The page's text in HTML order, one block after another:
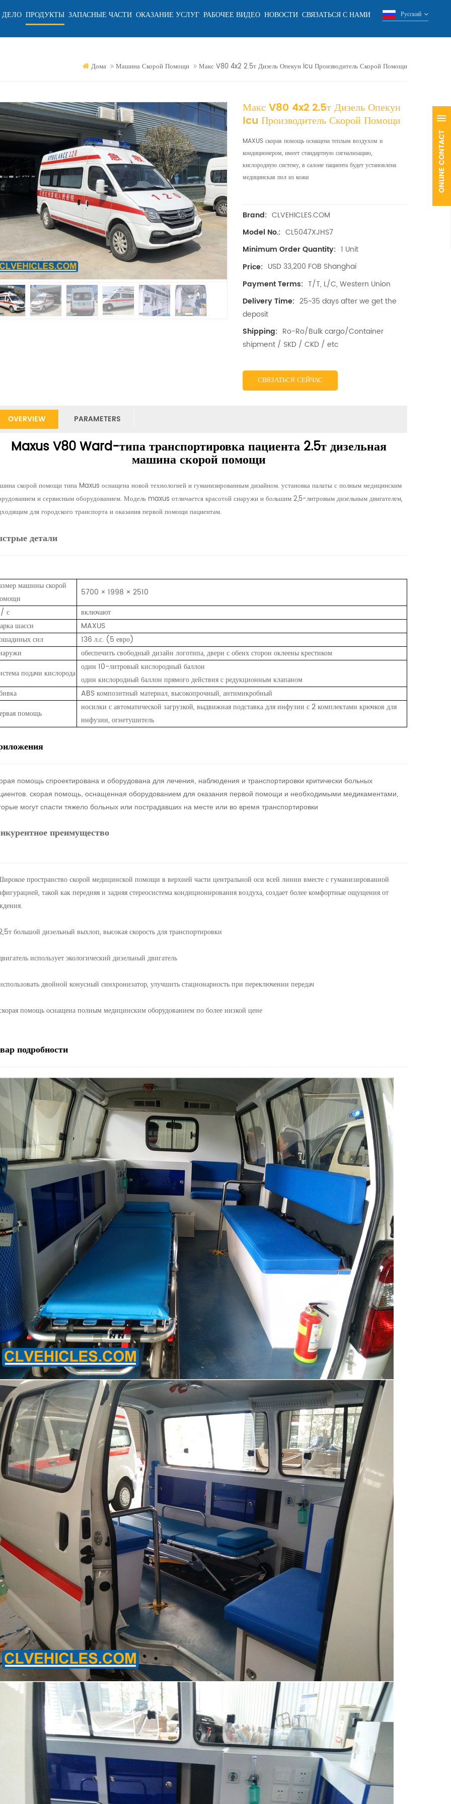
ПРОДУКТЫ ЗАПАСНЫЕ ЧАСТИ ОКАЗАНИЕ УСЛУГ РАБОЧЕЕ ВИДЕО НОВОСТИ СВЯЗАТЬСЯ С НАМИ Русский
Дома Машина Скорой Помощи Макс V80 4x2 2.5т Дизель Опекун Icu Производитель Скорой Помощи
Макс V80 4x2 2.5т Дизель Опекун
Icu Производитель Скорой Помощи
MAXUS скорая помощь оснащена теплым воздухом и
кондиционером, имеет стандартную сигнализацию,
кислородную систему, в салоне пациента будет установлена ​​
медицинская пол из кожи
Brand: CLVEHICLES.COM
Model No.: CL5047XJHS7
Minimum Order Quantity: 1 Unit
Price: USD 33,200 FOB Shanghai
Payment Terms: T/T, L/C, Western Union
Delivery Time: 25~35 days after we get the
deposit
Shipping: Ro-Ro/Bulk cargo/Container
shipment / SKD / CKD / etc
СВЯЗАТЬСЯ СЕЙЧАС
OVERVIEW PARAMETERS
Maxus V80 Ward-типа транспортировка пациента 2.5т дизельная
машина скорой помощи
скорой помощи типа Maxus оснащена новой технологией и гуманизированным дизайном. установка палаты с полным медицинским
и сервисным оборудованием. Модель maxus отличается красотой снаружи и большим 2,5-литровым дизельным двигателем,
для городского транспорта и оказания первой помощи пациентам.
детали
машины скорой
5700 × 1998 × 2510
с
включают
шасси
MAXUS
сил
136 л.с. (5 евро)
обеспечить свободный дизайн логотипа, двери с обеих сторон оклеены крестиком
подачи кислорода
один 10-литровый кислородный баллон
один кислородный баллон прямого действия с редукционным клапаном
ABS композитный материал, высокопрочный, антимикробный
помощь
носилки с автоматической загрузкой, выдвижная подставка для инфузии с 2 комплектами крючков для
инфузии, огнетушитель
помощь спроектирована и оборудована для лечения, наблюдения и транспортировки критически больных
скорая помощь, оснащенная оборудованием для оказания первой помощи и необходимыми медикаментами,
могут спасти тяжело больных или пострадавших на месте или во время транспортировки
преимущество
пространство скорой медицинской помощи в верхней части центральной оси всей линии вместе с гуманизированной
такой как передняя и задняя стереосистема кондиционирования воздуха, создает более комфортные ощущения от
большой дизельный выхлоп, высокая скорость для транспортировки
использует экологический дизельный двигатель
двойной конусный синхронизатор, улучшить стационарность при переключении передач
помощь оснащена полным медицинским оборудованием по более низкой цене
подробности